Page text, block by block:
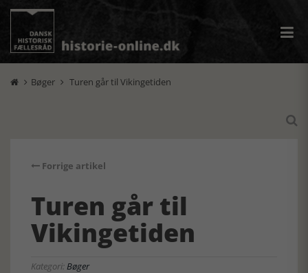
 Bøger  Turen går til Vikingetiden

Forrige artikel
Turen går til
Vikingetiden
Kategori:Bøger